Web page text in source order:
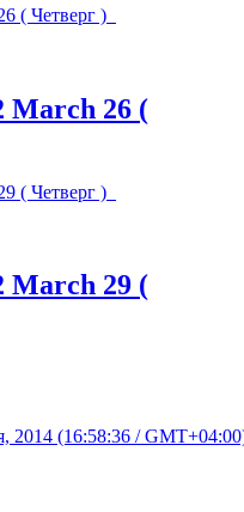
March 26 (
March 29 (